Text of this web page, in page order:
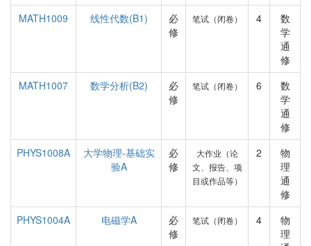
MATH1009
线性代数(B1)
必
修
笔试（闭卷） 4
数
学
通
修
MATH1007
数学分析(B2)
必
修
笔试（闭卷） 6
数
学
通
修
PHYS1008A
大学物理-基础实
验A
必
修
大作业（论
文、报告、项
目或作品等）
2
物
理
通
修
PHYS1004A
电磁学A
必
修
笔试（闭卷） 4
物
理